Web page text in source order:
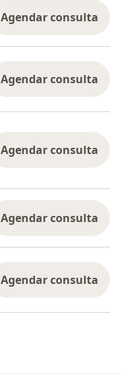
Agendar consulta
Agendar consulta
Agendar consulta
Agendar consulta
Agendar consulta